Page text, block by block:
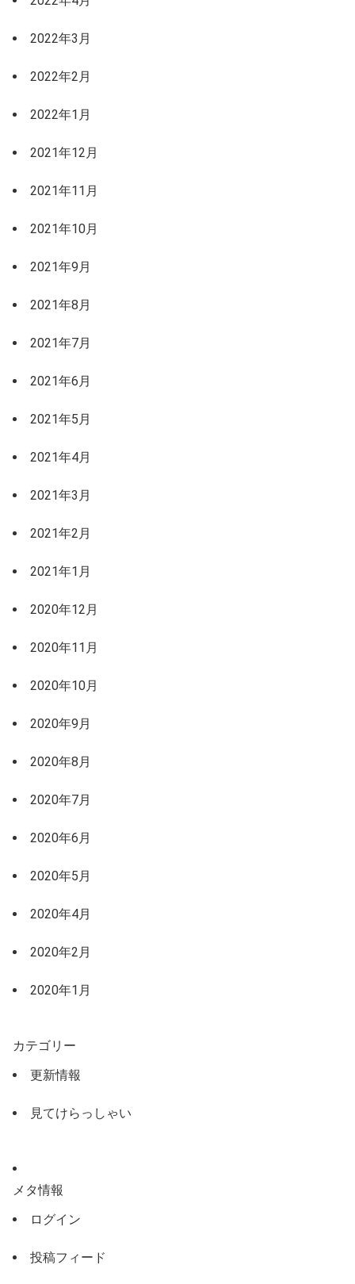
2022年3月
2022年2月
2022年1月
2021年12月
2021年11月
2021年10月
2021年9月
2021年8月
2021年7月
2021年6月
2021年5月
2021年4月
2021年3月
2021年2月
2021年1月
2020年12月
2020年11月
2020年10月
2020年9月
2020年8月
2020年7月
2020年6月
2020年5月
2020年4月
2020年2月
2020年1月
カテゴリー
更新情報
見てけらっしゃい
メタ情報
ログイン
投稿フィード